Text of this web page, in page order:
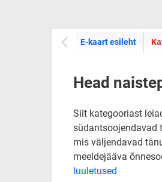
E-kaart esileht
Head
Siit kategooriast
südantsoojendavad
mis väljendavad
meeldejääva
luuletused